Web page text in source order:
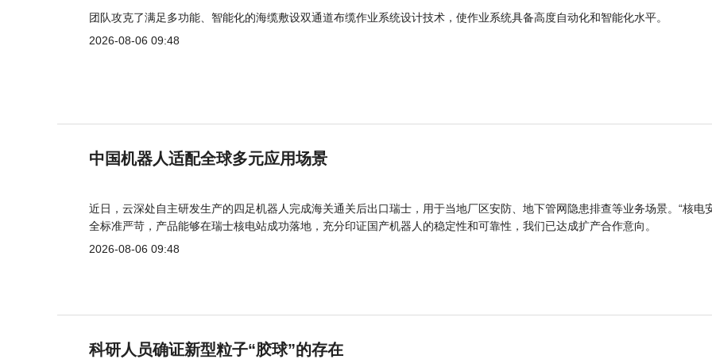
团队攻克了满足多功能、智能化的海缆敷设双通道布缆作业系统设计技术，使作业系统具备高度自动化和智能化水平。
2026-08-06 09:48
中国机器人适配全球多元应用场景
近日，云深处自主研发生产的四足机器人完成海关通关后出口瑞士，用于当地厂区安防、地下管网隐患排查等业务场景。“核电
全标准严苛，产品能够在瑞士核电站成功落地，充分印证国产机器人的稳定性和可靠性，我们已达成扩产合作意向。
2026-08-06 09:48
科研人员确证新型粒子“胶球”的存在